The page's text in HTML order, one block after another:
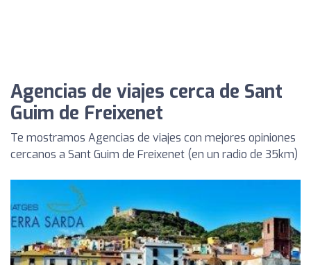
Agencias de viajes cerca de Sant
Guim de Freixenet
Te mostramos Agencias de viajes con mejores opiniones
cercanos a Sant Guim de Freixenet (en un radio de 35km)